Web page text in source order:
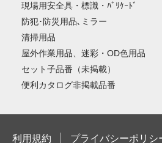
現場用安全具・標識・ﾊﾞﾘｹｰﾄﾞ
防犯･防災用品､ミラー
清掃用品
屋外作業用品、迷彩・OD色用品
セット子品番（未掲載）
便利カタログ非掲載品番
利用規約 プライバシーポリシ